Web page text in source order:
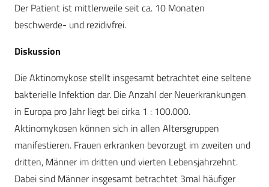
Der Patient ist mittlerweile seit ca. 10 Monaten
beschwerde- und rezidivfrei.
Diskussion
Die Aktinomykose stellt insgesamt betrachtet eine seltene
bakterielle Infektion dar. Die Anzahl der Neuerkrankungen
in Europa pro Jahr liegt bei cirka 1 : 100.000.
Aktinomykosen können sich in allen Altersgruppen
manifestieren. Frauen erkranken bevorzugt im zweiten und
dritten, Männer im dritten und vierten Lebensjahrzehnt.
Dabei sind Männer insgesamt betrachtet 3mal häufiger